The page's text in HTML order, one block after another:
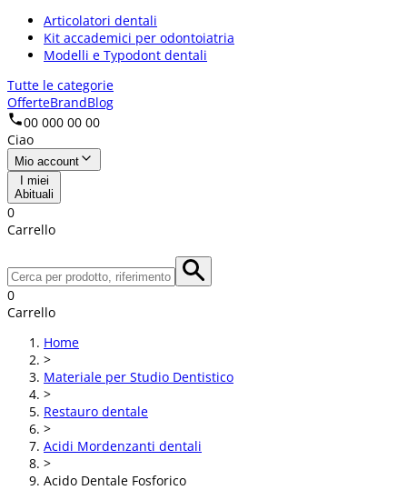
Articolatori dentali
Kit accademici per odontoiatria
Modelli e Typodont dentali
Tutte le categorie
OfferteBrandBlog
00 000 00 00
Ciao
Mio account
I miei
Abituali
0
Carrello
0
Carrello
Home
>
Materiale per Studio Dentistico
>
Restauro dentale
>
Acidi Mordenzanti dentali
>
Acido Dentale Fosforico